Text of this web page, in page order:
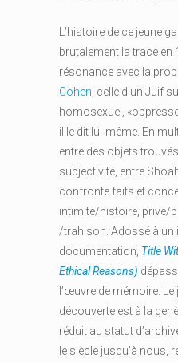
L’histoire de ce jeune
brutalement la trace en
résonance avec la
Cohen , celle d’un Juif
homosexuel,
il le dit lui-même. En
entre des objets
subjectivité, entre
confronte faits et
intimité/histoire, privé/
/trahison. Adossé à un
documentation, Title
Ethical Reasons)
l’œuvre de mémoire.
découverte est à la
réduit au statut
le siècle jusqu’à nous,